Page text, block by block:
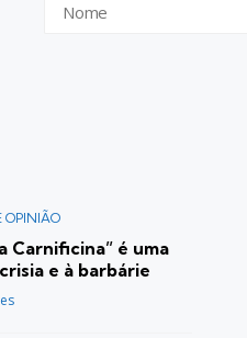
OPINIÃO
Carnificina” é uma
e à barbárie